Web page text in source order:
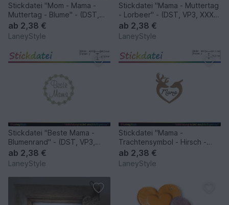
Stickdatei "Mom - Mama -
Muttertag - Blume" - (DST,
VP3, XXX, PES)
ab 2,38 €
LaneyStyle
Stickdatei "Mama - Muttertag
- Lorbeer" - (DST, VP3, XXX,
PES)
ab 2,38 €
LaneyStyle
Stickdatei "Beste Mama -
Blumenrand" - (DST, VP3,
XXX, PES)
ab 2,38 €
LaneyStyle
Stickdatei "Mama -
Trachtensymbol - Hirsch -
Reh" - (DST, VP3, XXX, PES)
ab 2,38 €
LaneyStyle